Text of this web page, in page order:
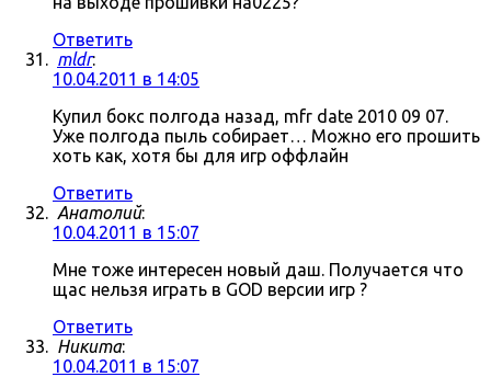
Ответить
mldr:
10.04.2011 в 14:05
Купил бокс полгода назад, mfr date 2010 09 07.
Уже полгода пыль собирает… Можно его прошить
хоть как, хотя бы для игр оффлайн
Ответить
Анатолий:
10.04.2011 в 15:07
Мне тоже интересен новый даш. Получается что
щас нельзя играть в GOD версии игр ?
Ответить
Никита:
10.04.2011 в 15:07